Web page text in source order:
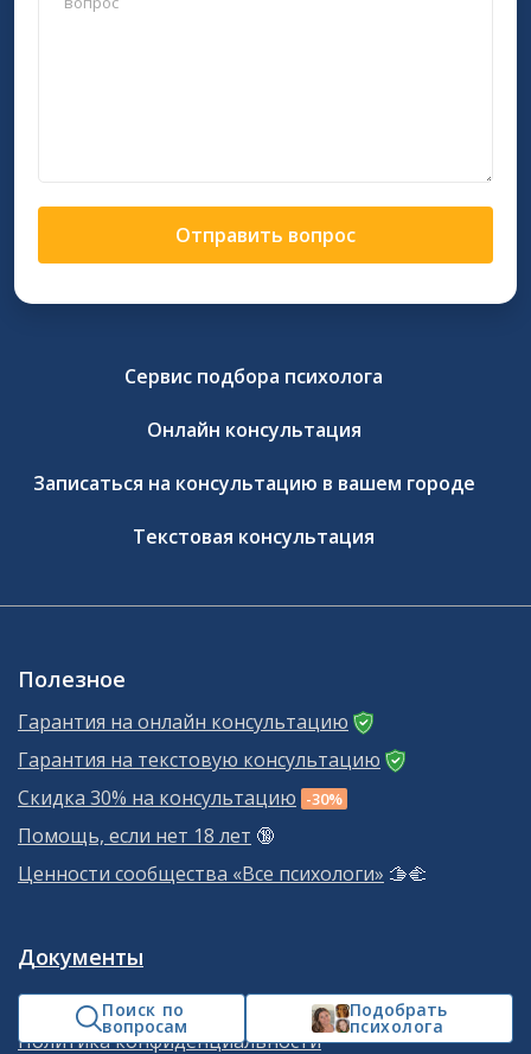
Поиск по
вопросам
Подобрать
психолога
Отправить вопрос
Сервис подбора психолога
Онлайн консультация
Записаться на консультацию в вашем городе
Текстовая консультация
Полезное
Гарантия на онлайн консультацию
Гарантия на текстовую консультацию
Скидка 30% на консультацию -30%
Помощь, если нет 18 лет 🔞
Ценности сообщества «Все психологи» 🫱‍🫲
Документы
Пользовательское соглашение
Политика конфиденциальности